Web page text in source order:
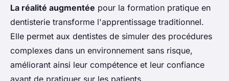
La réalité augmentée pour la formation pratique en
dentisterie transforme l'apprentissage traditionnel.
Elle permet aux dentistes de simuler des procédures
complexes dans un environnement sans risque,
améliorant ainsi leur compétence et leur confiance